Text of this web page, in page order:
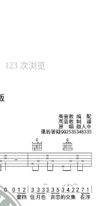
123 次浏览